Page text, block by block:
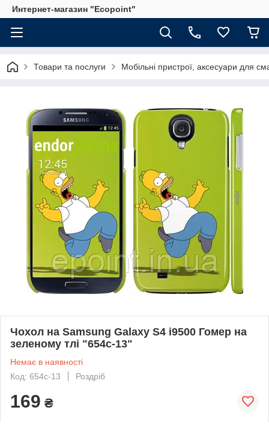
Интернет-магазин "Ecopoint"
Товари та послуги Мобільні пристрої, аксесуари для
Чохол на Samsung Galaxy S4 i9500 Гомер на
зеленому тлі "654c-13"
Немає в наявності
Код: 654c-13
Роздріб
169 ₴